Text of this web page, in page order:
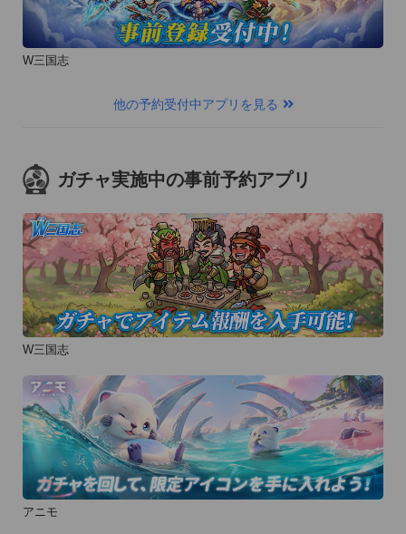
W三国志
他の予約受付中アプリを見る
ガチャ実施中の事前予約アプリ
W三国志
アニモ